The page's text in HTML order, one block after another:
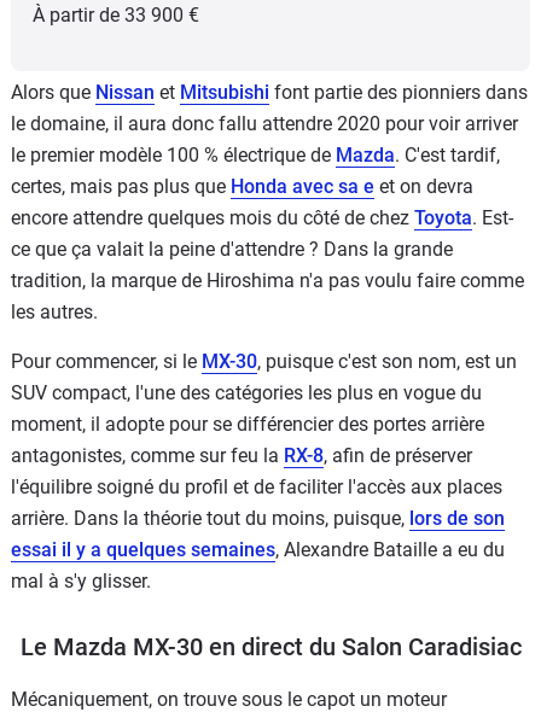
À partir de 33 900 €
Alors que Nissan et Mitsubishi font partie des pionniers dans
le domaine, il aura donc fallu attendre 2020 pour voir arriver
le premier modèle 100 % électrique de Mazda. C'est tardif,
certes, mais pas plus que Honda avec sa e et on devra
encore attendre quelques mois du côté de chez Toyota. Est-
ce que ça valait la peine d'attendre ? Dans la grande
tradition, la marque de Hiroshima n'a pas voulu faire comme
les autres.
Pour commencer, si le MX-30, puisque c'est son nom, est un
SUV compact, l'une des catégories les plus en vogue du
moment, il adopte pour se différencier des portes arrière
antagonistes, comme sur feu la RX-8, afin de préserver
l'équilibre soigné du profil et de faciliter l'accès aux places
arrière. Dans la théorie tout du moins, puisque, lors de son
essai il y a quelques semaines, Alexandre Bataille a eu du
mal à s'y glisser.
Le Mazda MX-30 en direct du Salon Caradisiac
Mécaniquement, on trouve sous le capot un moteur